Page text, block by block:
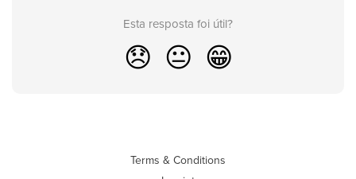
Esta resposta foi útil?
😞 😐 😁
Terms & Conditions